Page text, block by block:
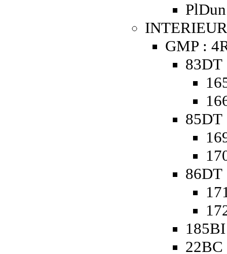
GMP :
83DT
85DT
86DT